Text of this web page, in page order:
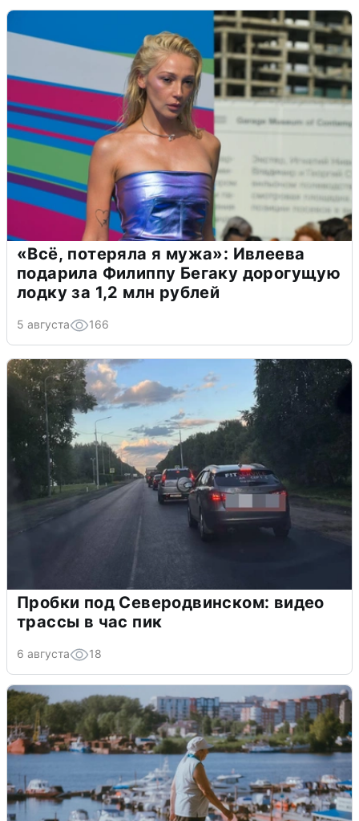
«Всё, потеряла я мужа»: Ивлеева
подарила Филиппу Бегаку дорогущую
лодку за 1,2 млн рублей
5 августа 166
Пробки под Северодвинском: видео
трассы в час пик
6 августа 18